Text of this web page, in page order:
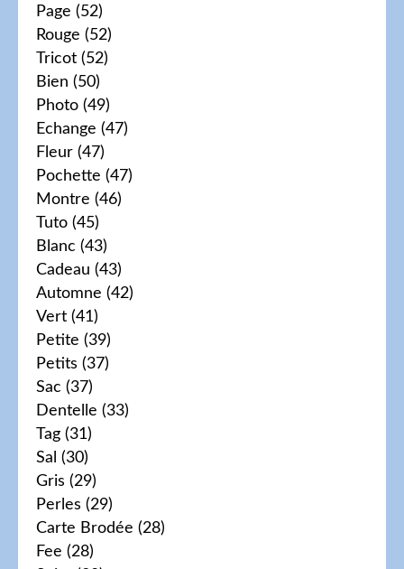
Page (52)
Rouge (52)
Tricot (52)
Bien (50)
Photo (49)
Echange (47)
Fleur (47)
Pochette (47)
Montre (46)
Tuto (45)
Blanc (43)
Cadeau (43)
Automne (42)
Vert (41)
Petite (39)
Petits (37)
Sac (37)
Dentelle (33)
Tag (31)
Sal (30)
Gris (29)
Perles (29)
Carte Brodée (28)
Fee (28)